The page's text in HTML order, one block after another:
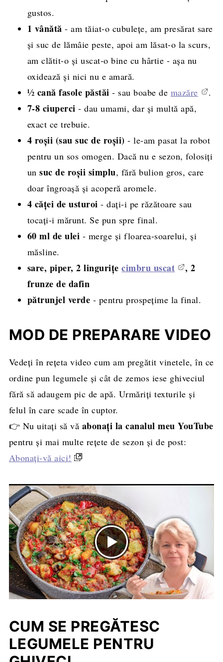
gustos.
1 vânătă - am tăiat-o cubulețe, am presărat sare
și suc de lămâie peste, apoi am lăsat-o la scurs,
am clătit-o și uscat-o bine cu hârtie - așa nu
oxidează și nici nu e amară.
½ cană fasole păstăi - sau boabe de mazăre .
7-8 ciuperci - dau umami, dar și multă apă,
exact ce trebuie.
4 roșii (sau suc de roșii) - le-am pasat la robot
pentru un sos omogen. Dacă nu e sezon, folosiți
unsuc de roșii simplu, fără bulion gros, care
doar îngroașă și acoperă aromele.
4 căței de usturoi - dați-i pe răzătoare sau
tocați-i mărunt. Se pun spre final.
60 ml de ulei - merge și floarea-soarelui, și
măsline.
sare, piper, 2 lingurițecimbru uscat
, 2
frunze de dafin
pătrunjel verde - pentru prospețime la final.
MOD DE PREPARARE VIDEO
Vedeți în rețeta video cum am pregătit vinetele, în ce
ordine pun legumele și cât de zemos iese ghiveciul
fără să adaugem pic de apă. Urmăriți texturile și
felul în care scade în cuptor.
👉 Nu uitați să vă abonați la canalul meu YouTube
pentru și mai multe rețete de sezon și de post:
Abonați-vă aici!
CUM SE PREGĂTESC
LEGUMELE PENTRU